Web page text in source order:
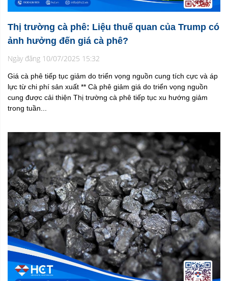
Thị trường cà phê: Liệu thuế quan của Trump có
ảnh hưởng đến giá cà phê?
Ngày đăng 10/07/2025 15:32
Giá cà phê tiếp tục giảm do triển vọng nguồn cung tích cực và áp
lực từ chi phí sản xuất ** Cà phê giảm giá do triển vọng nguồn
cung được cải thiện Thị trường cà phê tiếp tục xu hướng giảm
trong tuần...